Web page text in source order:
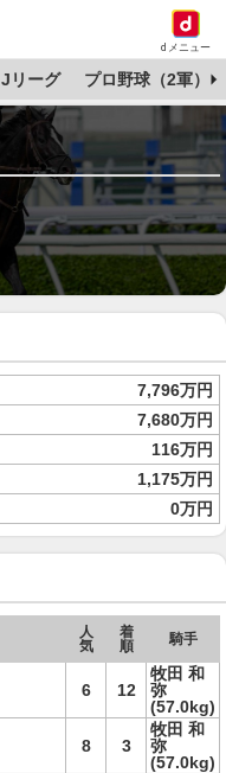
dメニュー
Jリーグ プロ野球（2軍）
7,796万円
7,680万円
116万円
1,175万円
0万円
人
気
着
順
騎手
6 12
牧田 和
弥
(57.0kg)
8 3
牧田 和
弥
(57.0kg)